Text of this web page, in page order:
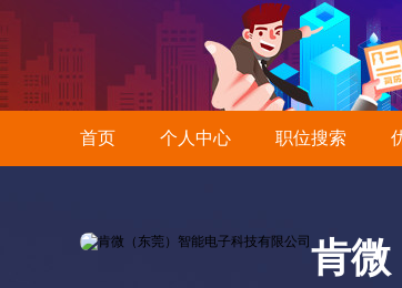
首页 个人中心 职位搜索
肯微